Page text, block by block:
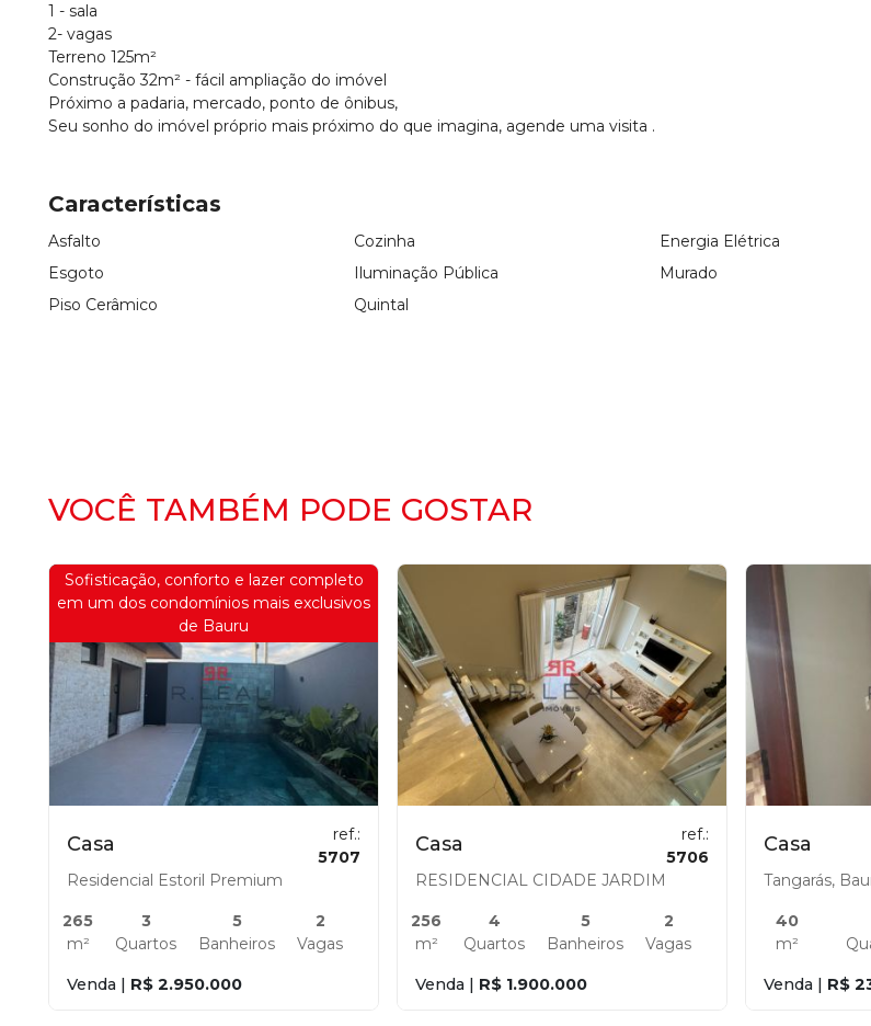
1 - sala
2- vagas
Terreno 125m²
Construção 32m² - fácil ampliação do imóvel
Próximo a padaria, mercado, ponto de ônibus,
Seu sonho do imóvel próprio mais próximo do que imagina, agende uma visita .
Características
Asfalto Cozinha
Energia Elétrica
Esgoto
Iluminação Pública
Murado
Piso Cerâmico
Quintal
VOCÊ TAMBÉM PODE GOSTAR
Sofisticação, conforto e lazer completo
em um dos condomínios mais exclusivos
de Bauru
Casa
ref.:
5707
Residencial Estoril Premium
265
m²
3
Quartos
5
Banheiros
2
Vagas
Venda | R$ 2.950.000
Casa
ref.:
5706
RESIDENCIAL CIDADE JARDIM
256
m²
4
Quartos
5
Banheiros
2
Vagas
Venda | R$ 1.900.000
Casa
Tangarás,
40
m²
Venda | R$